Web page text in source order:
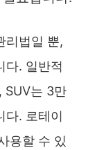
리법일 뿐,
다. 일반적
SUV는 3만
다. 로테이
용할 수 있